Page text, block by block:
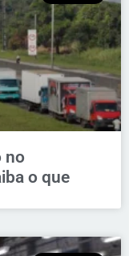
no
o que